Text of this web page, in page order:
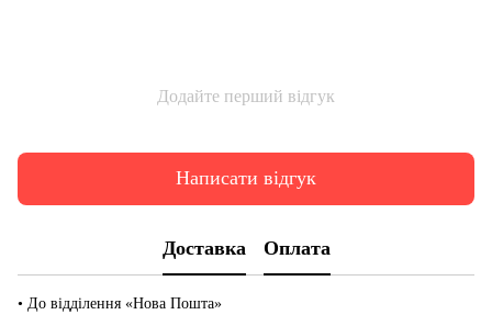
Додайте перший відгук
Написати відгук
Доставка Оплата
• До відділення «Нова Пошта»